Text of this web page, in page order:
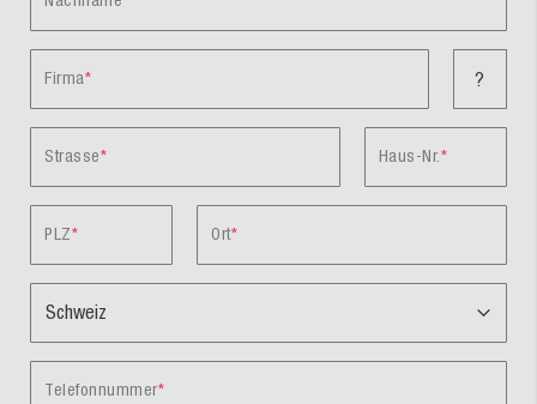
Firma ?
Strasse Haus-Nr.
PLZ Ort
Telefonnummer